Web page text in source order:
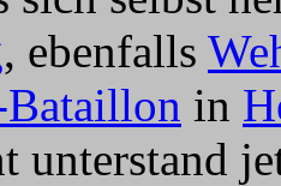
, ebenfalls
in
unterstand